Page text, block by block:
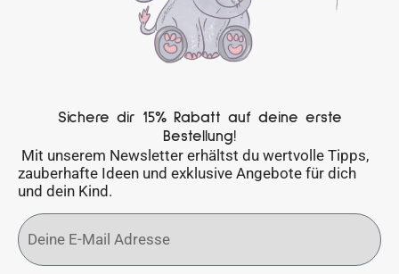
Sichere dir 15% Rabatt auf deine erste
Bestellung!
Mit unserem Newsletter erhältst du wertvolle Tipps,
zauberhafte Ideen und exklusive Angebote für dich
und dein Kind.